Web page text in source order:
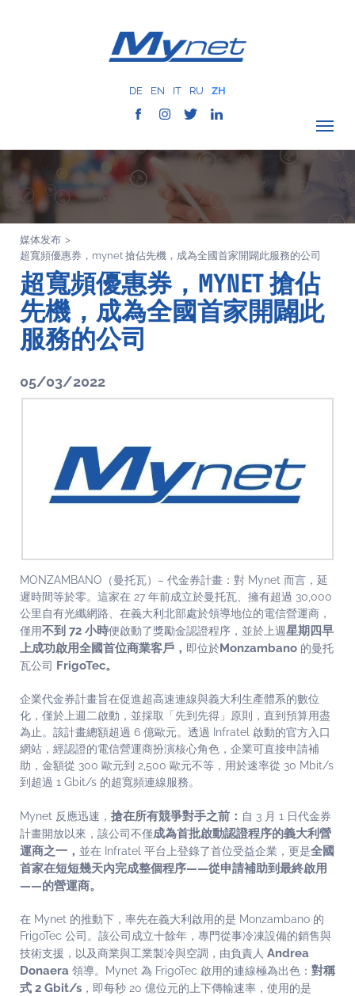
DE EN IT RU ZH
驗證覆蓋範圍
公司
网络服务
服务
MYNET
以往案例
通讯
联系我们
媒体发布 >
超寬頻優惠券，mynet 搶佔先機，成為全國首家開闢此服務的公司
超寬頻優惠券，MYNET 搶佔
先機，成為全國首家開闢此
服務的公司
05/03/2022
MONZAMBANO（曼托瓦）– 代金券計畫：對 Mynet 而言，延
遲時間等於零。這家在 27 年前成立於曼托瓦、擁有超過 30,000
公里自有光纖網路、在義大利北部處於領導地位的電信營運商，
僅用不到 72 小時便啟動了獎勵金認證程序，並於上週星期四早
上成功啟用全國首位商業客戶， 即位於Monzambano 的曼托
瓦公司 FrigoTec。
企業代金券計畫旨在促進超高速連線與義大利生產體系的數位
化，僅於上週二啟動，並採取「先到先得」原則，直到預算用盡
為止。該計畫總額超過 6 億歐元。透過 Infratel 啟動的官方入口
網站，經認證的電信營運商扮演核心角色，企業可直接申請補
助，金額從 300 歐元到 2,500 歐元不等，用於速率從 30 Mbit/s
到超過 1 Gbit/s 的超寬頻連線服務。
Mynet 反應迅速， 搶在所有競爭對手之前： 自 3 月 1 日代金券
計畫開放以來，該公司不僅成為首批啟動認證程序的義大利營
運商之一， 並在 Infratel 平台上登錄了首位受益企業，更是全國
首家在短短幾天內完成整個程序——從申請補助到最終啟用
——的營運商。
在 Mynet 的推動下，率先在義大利啟用的是 Monzambano 的
FrigoTec 公司。該公司成立十餘年，專門從事冷凍設備的銷售與
技術支援，以及商業與工業製冷與空調，由負責人 Andrea
Donaera 領導。Mynet 為 FrigoTec 啟用的連線極為出色： 對稱
式 2 Gbit/s ，即每秒 20 億位元的上下傳輸速率，使用的是